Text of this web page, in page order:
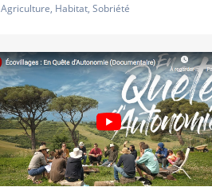
Agriculture, Habitat, Sobriété